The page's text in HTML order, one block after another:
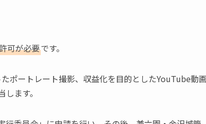
可が必要です。
ポートレート撮影、収益化を目的としたYouTube動
ます。